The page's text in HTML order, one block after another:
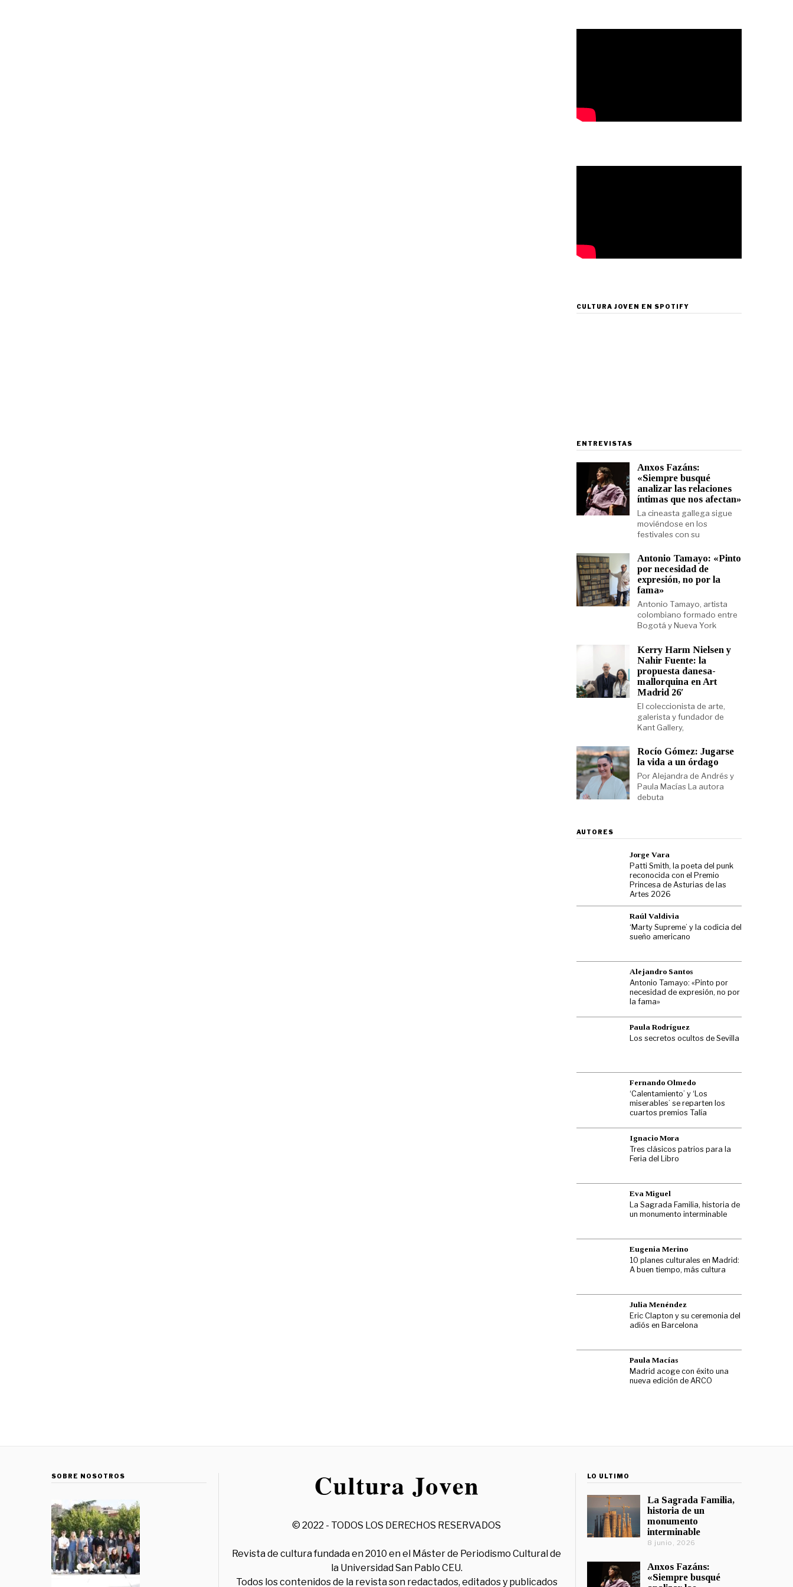
CULTURA JOVEN EN SPOTIFY
ENTREVISTAS
Anxos Fazáns:
«Siempre busqué
analizar las relaciones
íntimas que nos afectan»
La cineasta gallega sigue
moviéndose en los
festivales con su
Antonio Tamayo: «Pinto
por necesidad de
expresión, no por la
fama»
Antonio Tamayo, artista
colombiano formado entre
Bogotá y Nueva York
Kerry Harm Nielsen y
Nahir Fuente: la
propuesta danesa-
mallorquina en Art
Madrid 26′
El coleccionista de arte,
galerista y fundador de
Kant Gallery,
Rocío Gómez: Jugarse
la vida a un órdago
Por Alejandra de Andrés y
Paula Macías La autora
debuta
AUTORES
Jorge Vara
Patti Smith, la poeta del punk
reconocida con el Premio
Princesa de Asturias de las
Artes 2026
Raúl Valdivia
‘Marty Supreme’ y la codicia del
sueño americano
Alejandro Santos
Antonio Tamayo: «Pinto por
necesidad de expresión, no por
la fama»
Paula Rodríguez
Los secretos ocultos de Sevilla
Fernando Olmedo
‘Calentamiento’ y ‘Los
miserables’ se reparten los
cuartos premios Talía
Ignacio Mora
Tres clásicos patrios para la
Feria del Libro
Eva Miguel
La Sagrada Familia, historia de
un monumento interminable
Eugenia Merino
10 planes culturales en Madrid:
A buen tiempo, más cultura
Julia Menéndez
Eric Clapton y su ceremonia del
adiós en Barcelona
Paula Macías
Madrid acoge con éxito una
nueva edición de ARCO
SOBRE NOSOTROS
© 2022 - TODOS LOS DERECHOS RESERVADOS
Revista de cultura fundada en 2010 en el Máster de Periodismo Cultural de
la Universidad San Pablo CEU.
Todos los contenidos de la revista son redactados, editados y publicados
LO ÚLTIMO
La Sagrada Familia,
historia de un
monumento
interminable
8 junio, 2026
Anxos Fazáns:
«Siempre busqué